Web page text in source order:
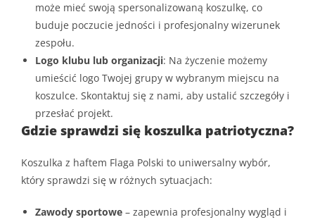
może mieć swoją spersonalizowaną koszulkę, co
buduje poczucie jedności i profesjonalny wizerunek
zespołu.
Logo klubu lub organizacji: Na życzenie możemy
umieścić logo Twojej grupy w wybranym miejscu na
koszulce. Skontaktuj się z nami, aby ustalić szczegóły i
przesłać projekt.
Gdzie sprawdzi się koszulka patriotyczna?
Koszulka z haftem Flaga Polski to uniwersalny wybór,
który sprawdzi się w różnych sytuacjach:
Zawody sportowe – zapewnia profesjonalny wygląd i